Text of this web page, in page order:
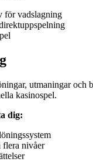
för vadslagning
utmaningar och
kasinospel.
dig:
flera nivåer